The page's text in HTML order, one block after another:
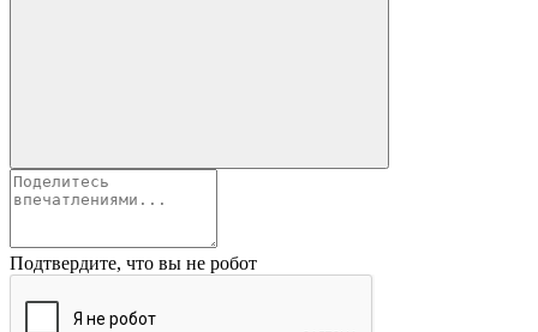
Подтвердите, что вы не робот